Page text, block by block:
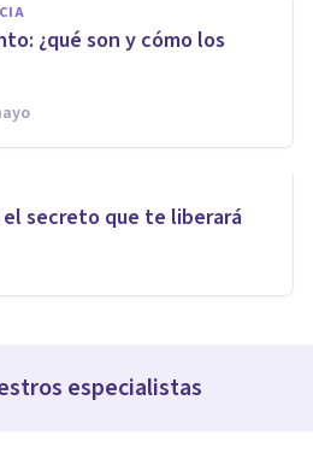
¿qué son y cómo los
secreto que te liberará
especialistas